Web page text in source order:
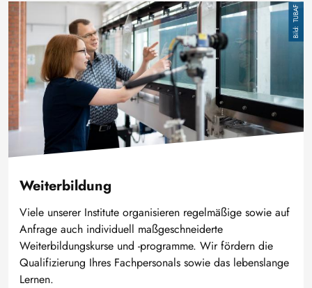
Bild TUBAF
Weiterbildung
Viele unserer Institute organisieren regelmäßige sowie auf
Anfrage auch individuell maßgeschneiderte
Weiterbildungskurse und -programme. Wir fördern die
Qualifizierung Ihres Fachpersonals sowie das lebenslange
Lernen.